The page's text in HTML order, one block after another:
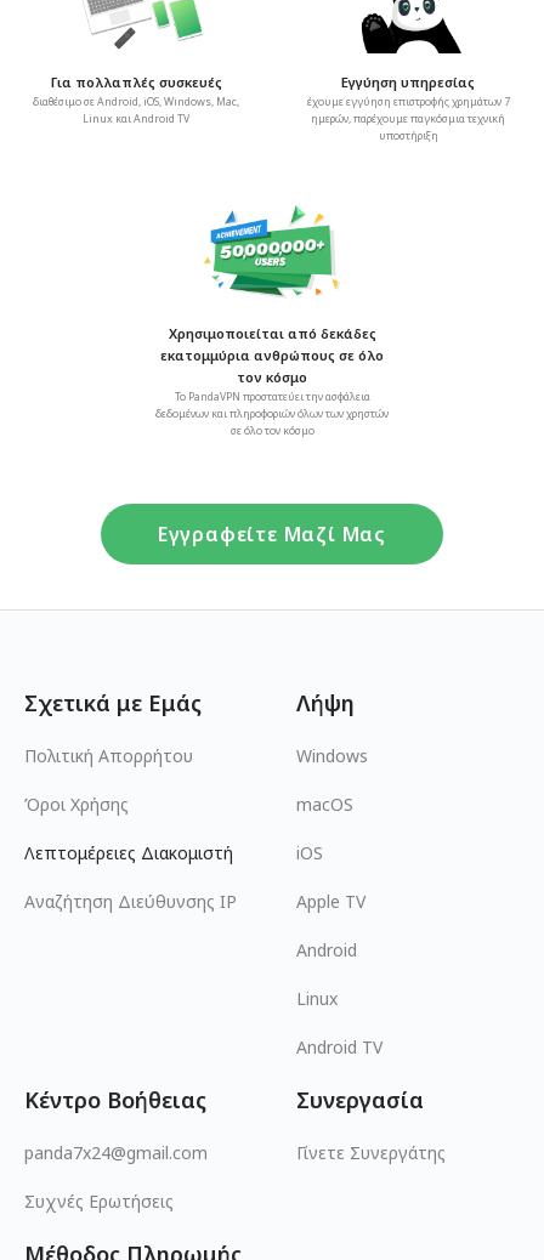
Για πολλαπλές συσκευές
διαθέσιμο σε Android, iOS, Windows, Mac,
Linux και Android TV
Εγγύηση υπηρεσίας
έχουμε εγγύηση επιστροφής χρημάτων 7
ημερών, παρέχουμε παγκόσμια τεχνική
υποστήριξη
Χρησιμοποιείται από δεκάδες
εκατομμύρια ανθρώπους σε όλο
τον κόσμο
Το PandaVPN προστατεύει την ασφάλεια
δεδομένων και πληροφοριών όλων των χρηστών
σε όλο τον κόσμο
Εγγραφείτε Μαζί Μας
Σχετικά με Εμάς
Πολιτική Απορρήτου
Όροι Χρήσης
Λεπτομέρειες Διακομιστή
Αναζήτηση Διεύθυνσης IP
Λήψη
Windows
macOS
iOS
Apple TV
Android
Linux
Android TV
Κέντρο Βοήθειας
panda7x24@gmail.com
Συχνές Ερωτήσεις
Συνεργασία
Γίνετε Συνεργάτης